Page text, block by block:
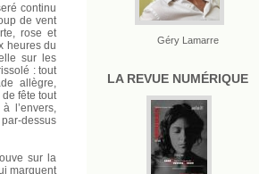
Géry Lamarre
LA REVUE NUMÉRIQUE
continu
de vent
rose et
heures du
sur les
: tout
allègre,
fête tout
l’envers,
dessus
sur la
marquent